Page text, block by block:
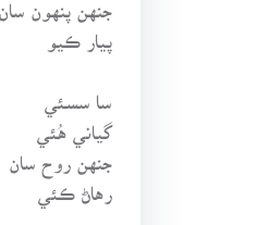
پيار ڪيو
سا سسئي
گياني هُئي
جنهن روح سان
رهاڻ ڪئي